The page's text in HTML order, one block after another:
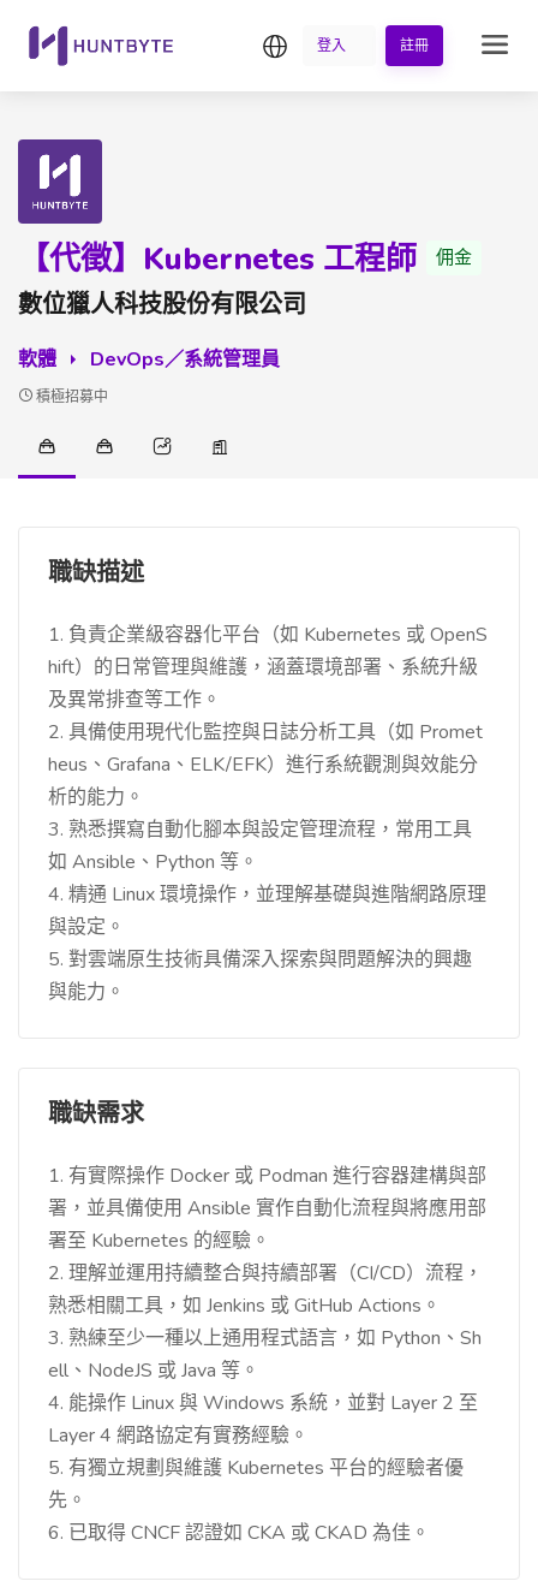
繁中登入 註冊
【代徵】Kubernetes 工程師 佣金
數位獵人科技股份有限公司
軟體 DevOps／系統管理員
積極招募中
職缺描述
1. 負責企業級容器化平台（如 Kubernetes 或 OpenS
hift）的日常管理與維護，涵蓋環境部署、系統升級
及異常排查等工作。
2. 具備使用現代化監控與日誌分析工具（如 Promet
heus、Grafana、ELK/EFK）進行系統觀測與效能分
析的能力。
3. 熟悉撰寫自動化腳本與設定管理流程，常用工具
如 Ansible、Python 等。
4. 精通 Linux 環境操作，並理解基礎與進階網路原理
與設定。
5. 對雲端原生技術具備深入探索與問題解決的興趣
與能力。
職缺需求
1. 有實際操作 Docker 或 Podman 進行容器建構與部
署，並具備使用 Ansible 實作自動化流程與將應用部
署至 Kubernetes 的經驗。
2. 理解並運用持續整合與持續部署（CI/CD）流程，
熟悉相關工具，如 Jenkins 或 GitHub Actions。
3. 熟練至少一種以上通用程式語言，如 Python、Sh
ell、NodeJS 或 Java 等。
4. 能操作 Linux 與 Windows 系統，並對 Layer 2 至
Layer 4 網路協定有實務經驗。
5. 有獨立規劃與維護 Kubernetes 平台的經驗者優
先。
6. 已取得 CNCF 認證如 CKA 或 CKAD 為佳。